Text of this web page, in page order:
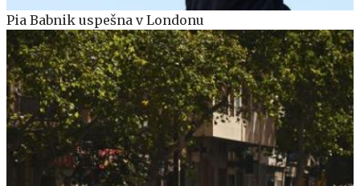
Pia Babnik uspešna v Londonu